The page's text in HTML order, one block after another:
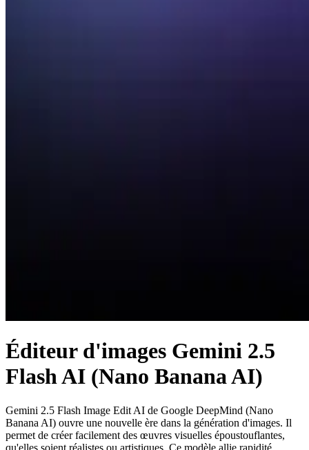
Éditeur d'images Gemini 2.5
Flash AI (Nano Banana AI)
Gemini 2.5 Flash Image Edit AI de Google DeepMind (Nano
Banana AI) ouvre une nouvelle ère dans la génération d'images. Il
permet de créer facilement des œuvres visuelles époustouflantes,
qu'elles soient réalistes ou artistiques. Ce modèle allie rapidité